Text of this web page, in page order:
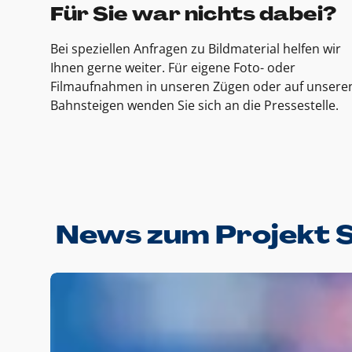
Für Sie war nichts dabei?
Bei speziellen Anfragen zu Bildmaterial helfen wir
Ihnen gerne weiter. Für eigene Foto- oder
Filmaufnahmen in unseren Zügen oder auf
Bahnsteigen wenden Sie sich an die Pressestelle.
News zum Projekt